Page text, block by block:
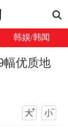
韩娱/韩闻
幅优质地